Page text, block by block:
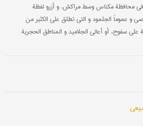
في محافظة مكناس وسط مراكش. و أزرو لفظة
و عموماً الجلمود و التي تطلق علی الكثير من
علی سفوح، أو أعالي الجلاميد و المناطق الحجرية